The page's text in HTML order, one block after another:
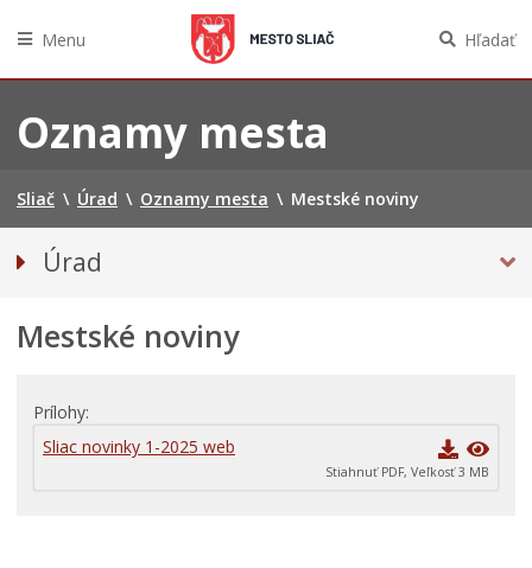
obsah
Menu Hľadať
Oznamy mesta
Sliač \ Úrad \ Oznamy mesta \ Mestské noviny
Úrad
Odbory úradu
Projekty
Zmluvy, faktúry a objednávky
Mestské noviny
Prílohy
Sliac novinky 1-2025 web
Stiahnuť PDF, Veľkosť 3 MB